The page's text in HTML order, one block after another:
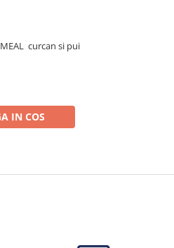
curcan si pui
IN COS